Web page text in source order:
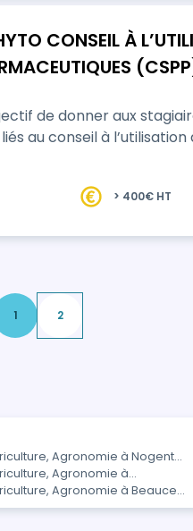
CONSEIL À
de donner aux
au conseil à l’utilisation
> 400€ HT
1 2
Agronomie à Nogent-
Agronomie à
Agronomie à Beauce